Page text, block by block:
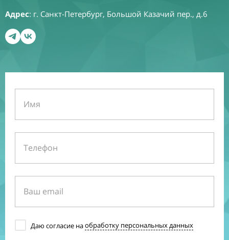
Адрес: г. Санкт-Петербург, Большой Казачий пер., д.6
Даю согласие наобработку персональных данных